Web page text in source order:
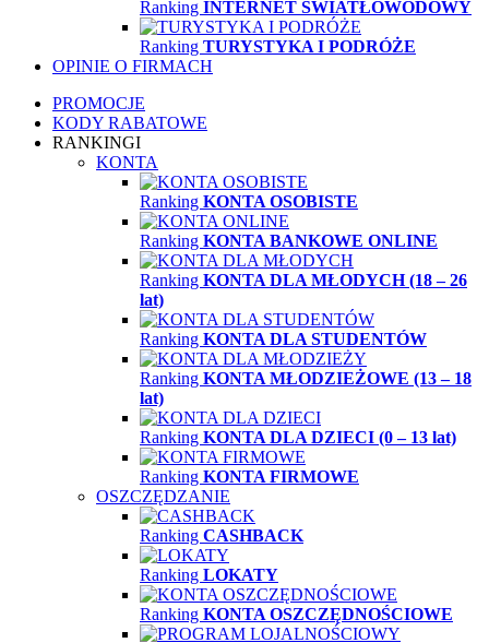
Ranking INTERNET ŚWIATŁOWODOWY
Ranking TURYSTYKA I PODRÓŻE
OPINIE O FIRMACH
PROMOCJE
KODY RABATOWE
RANKINGI
KONTA
Ranking KONTA OSOBISTE
Ranking KONTA BANKOWE ONLINE
Ranking KONTA DLA MŁODYCH (18 – 26
lat)
Ranking KONTA DLA STUDENTÓW
Ranking KONTA MŁODZIEŻOWE (13 – 18
lat)
Ranking KONTA DLA DZIECI (0 – 13 lat)
Ranking KONTA FIRMOWE
OSZCZĘDZANIE
Ranking CASHBACK
Ranking LOKATY
Ranking KONTA OSZCZĘDNOŚCIOWE